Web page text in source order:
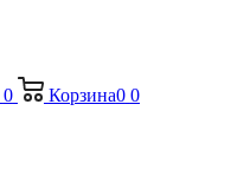
0 Корзина0 0